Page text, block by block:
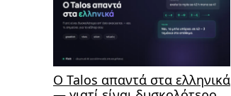
Ο Talos απαντά στα ελληνικά